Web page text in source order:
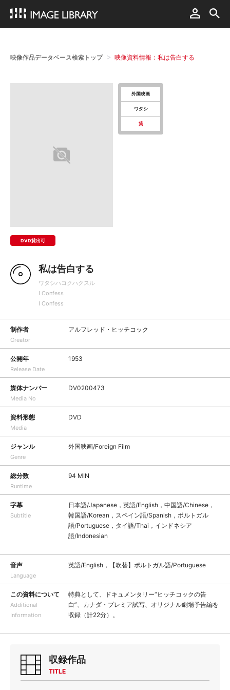
映像作品データベース検索トップ 映像資料情報：私は告白する
DVD貸出可
外国映画
ワタシ
貸
私は告白する
ワタシハコクハクスル
I Confess
I Confess
制作者
Creator
アルフレッド・ヒッチコック
公開年
Release Date
1953
媒体ナンバー
Media No
DV0200473
資料形態
Media
DVD
ジャンル
Genre
外国映画/Foreign Film
総分数
Runtime
94 MIN
字幕
Subtitle
日本語/Japanese，英語/English，中国語/Chinese，
韓国語/Korean，スペイン語/Spanish，ポルトガル
語/Portuguese，タイ語/Thai，インドネシア
語/Indonesian
音声
Language
英語/English，【吹替】ポルトガル語/Portuguese
この資料について
Additional
Information
特典として、ドキュメンタリー“ヒッチコックの告
白”、カナダ・プレミア試写、オリジナル劇場予告編を
収録（計22分）。
収録作品
TITLE